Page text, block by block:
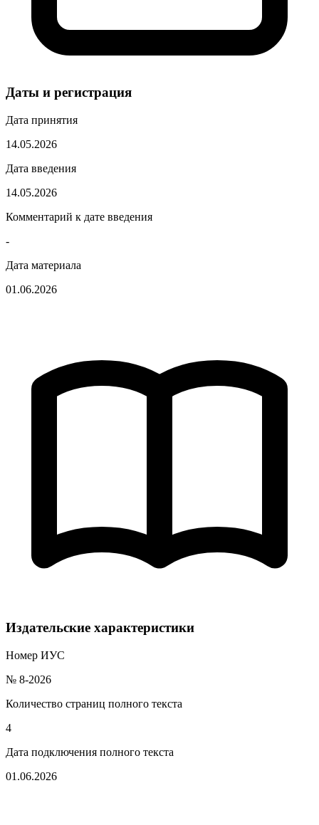
Даты и регистрация
Дата принятия
14.05.2026
Дата введения
14.05.2026
Комментарий к дате введения
-
Дата материала
01.06.2026
Издательские характеристики
Номер ИУС
№ 8-2026
Количество страниц полного текста
4
Дата подключения полного текста
01.06.2026